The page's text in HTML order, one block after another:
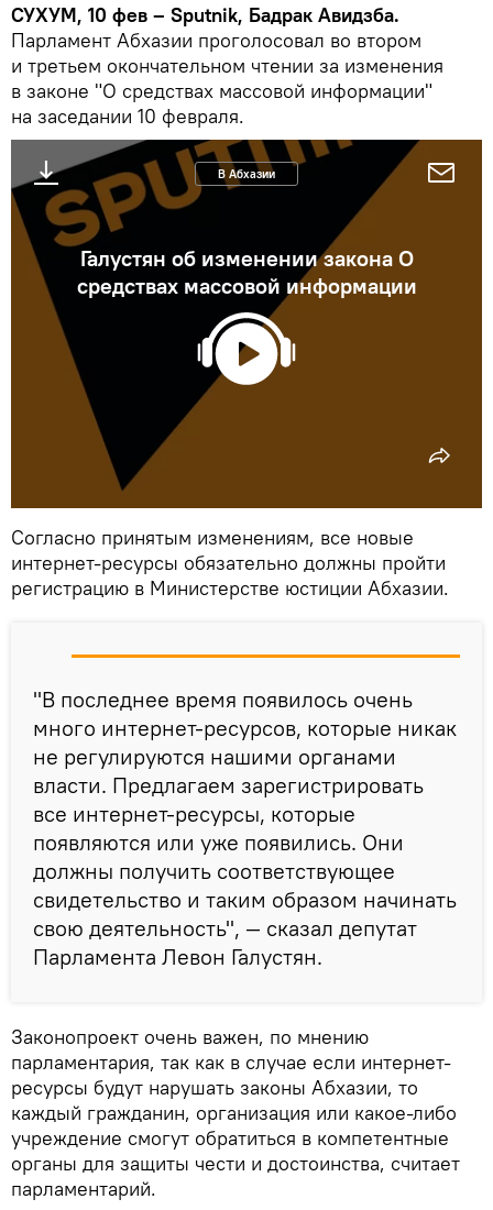
СУХУМ, 10 фев – Sputnik, Бадрак Авидзба.
Парламент Абхазии проголосовал во втором
и третьем окончательном чтении за изменения
в законе "О средствах массовой информации"
на заседании 10 февраля.
В Абхазии
Галустян об изменении закона О
средствах массовой информации
Согласно принятым изменениям, все новые
интернет-ресурсы обязательно должны пройти
регистрацию в Министерстве юстиции Абхазии.
"В последнее время появилось очень
много интернет-ресурсов, которые никак
не регулируются нашими органами
власти. Предлагаем зарегистрировать
все интернет-ресурсы, которые
появляются или уже появились. Они
должны получить соответствующее
свидетельство и таким образом начинать
свою деятельность", — сказал депутат
Парламента Левон Галустян.
Законопроект очень важен, по мнению
парламентария, так как в случае если интернет-
ресурсы будут нарушать законы Абхазии, то
каждый гражданин, организация или какое-либо
учреждение смогут обратиться в компетентные
органы для защиты чести и достоинства, считает
парламентарий.